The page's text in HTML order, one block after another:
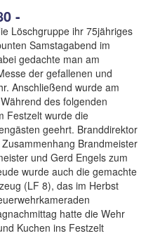
-
Löschgruppe ihr 75jähriges
Samstagabend im
gedachte man am
der gefallenen und
Anschließend wurde am
des folgenden
Festzelt wurde die
geehrt. Branddirektor
Brandmeister
und Gerd Engels zum
wurde auch die gemachte
(LF 8), das im Herbst
hatte die Wehr
Kuchen ins Festzelt